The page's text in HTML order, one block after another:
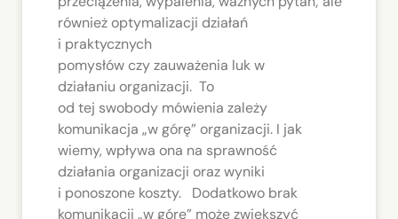
również optymalizacji działań
i praktycznych
pomysłów czy zauważenia luk w
działaniu organizacji. To
od tej swobody mówienia zależy
komunikacja „w górę” organizacji. I jak
wiemy, wpływa ona na sprawność
działania organizacji oraz wyniki
i ponoszone koszty. Dodatkowo brak
komunikacji „w górę” może zwiększyć